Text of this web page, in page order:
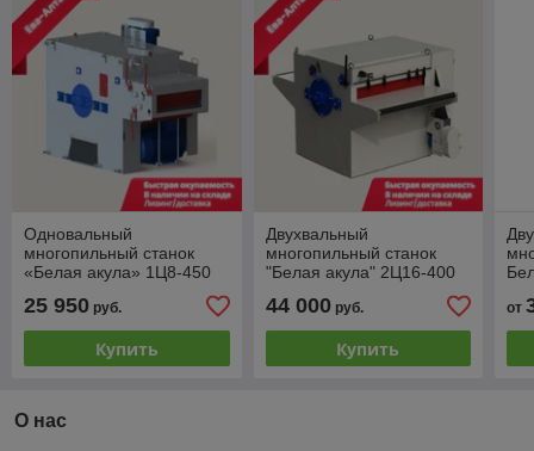
Одновальный
многопильный станок
«Белая акула» 1Ц8-450
25 950 руб.
Купить
Двухвальный
многопильный станок
"Белая акула" 2Ц16-400
44 000руб.
Купить
от
О нас